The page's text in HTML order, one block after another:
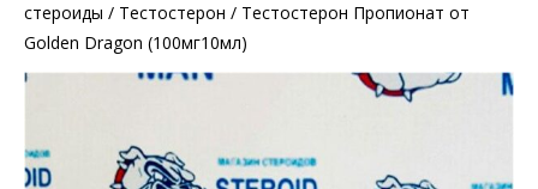
стероиды / Тестостерон / Тестостерон Пропионат от
Golden Dragon (100мг10мл)